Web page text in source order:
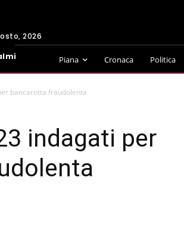
2026
Piana Cronaca Politica
bancarotta fraudolenta
indagati per